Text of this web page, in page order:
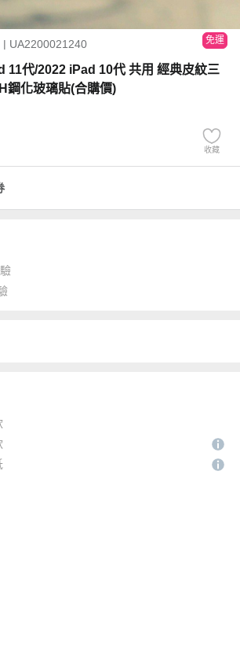
| UA2200021240 免運
11代/2022 iPad 10代 共用 經典皮紋三
鋼化玻璃貼(合購價)
收藏